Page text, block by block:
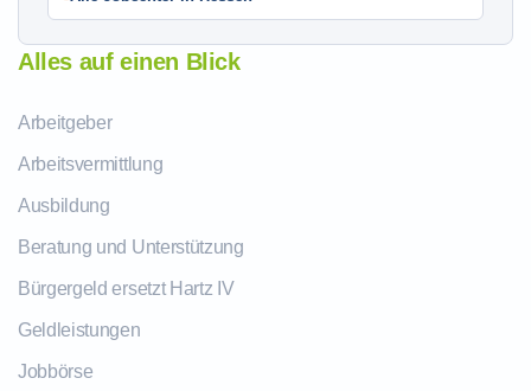
Alles auf einen Blick
Arbeitgeber
Arbeitsvermittlung
Ausbildung
Beratung und Unterstützung
Bürgergeld ersetzt Hartz IV
Geldleistungen
Jobbörse